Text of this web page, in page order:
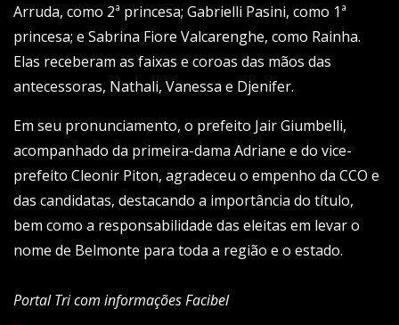
Arruda, como 2ª princesa; Gabrielli Pasini, como 1ª
princesa; e Sabrina Fiore Valcarenghe, como Rainha.
Elas receberam as faixas e coroas das mãos das
antecessoras, Nathali, Vanessa e Djenifer.
Em seu pronunciamento, o prefeito Jair Giumbelli,
acompanhado da primeira-dama Adriane e do vice-
prefeito Cleonir Piton, agradeceu o empenho da CCO e
das candidatas, destacando a importância do título,
bem como a responsabilidade das eleitas em levar o
nome de Belmonte para toda a região e o estado.
Portal Tri com informações Facibel